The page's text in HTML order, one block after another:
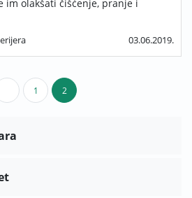
im olakšati čišćenje, pranje i
03.06.2019.
1 2